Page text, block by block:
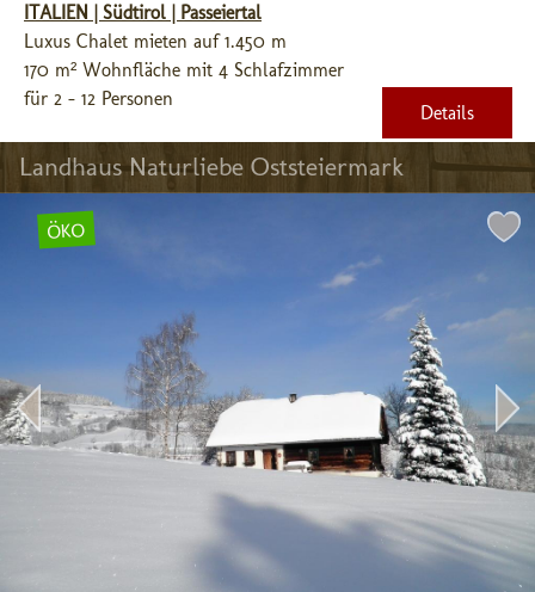
ITALIEN | Südtirol | Passeiertal
Luxus Chalet mieten auf 1.450 m
170 m² Wohnfläche mit 4 Schlafzimmer
für 2 - 12 Personen
Details
Landhaus Naturliebe Oststeiermark
ÖKO